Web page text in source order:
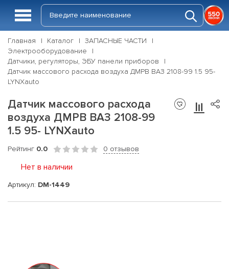
Главная Каталог
ЗАПАСНЫЕ ЧАСТИ
Электрооборудование
Датчики, регуляторы, ЭБУ панели приборов
Датчик массового расхода воздуха ДМРВ ВАЗ 2108-99 1.5 95-
LYNXauto
Датчик массового расхода
воздуха ДМРВ ВАЗ 2108-99
1.5 95- LYNXauto
Рейтинг 0.0 0 отзывов
Нет в наличии
Артикул: DM-1449